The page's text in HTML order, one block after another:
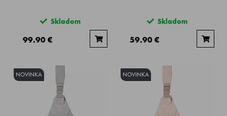
Skladom
99.90 €
Skladom
59.90 €
NOVINKA NOVINKA